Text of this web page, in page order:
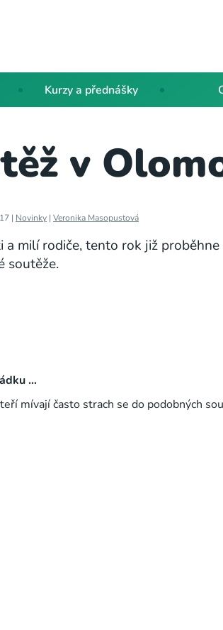
Kurzy a přednášky
v
| Novinky | Veronika Masopustová
a milí rodiče, tento rok již
soutěže.
…
mívají často strach se do podobných